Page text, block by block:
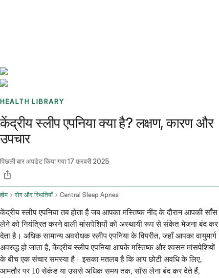
HEALTH LIBRARY
केंद्रीय स्लीप एपनिया क्या है? लक्षण, कारण और
उपचार
पिछली बार अपडेट किया गया17 फ़रवरी 2025
होम रोग और स्थितियाँ Central Sleep Apnea
केंद्रीय स्लीप एपनिया तब होता है जब आपका मस्तिष्क नींद के दौरान आपकी साँस
लेने को नियंत्रित करने वाली मांसपेशियों को अस्थायी रूप से संकेत भेजना बंद कर
देता है। अधिक सामान्य अवरोधक स्लीप एपनिया के विपरीत, जहाँ आपका वायुमार्ग
अवरुद्ध हो जाता है, केंद्रीय स्लीप एपनिया आपके मस्तिष्क और श्वसन मांसपेशियों
के बीच एक संचार समस्या है। इसका मतलब है कि आप छोटी अवधि के लिए,
आमतौर पर 10 सेकंड या उससे अधिक समय तक, साँस लेना बंद कर देते हैं,